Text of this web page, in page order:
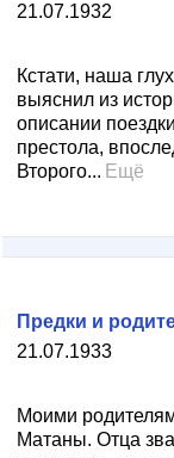
21.07.1932
Кстати, наша
выяснил из
описании
престола,
Второго... Ещё
21.07.1933
Предки и
Моими
Матаны. Отца